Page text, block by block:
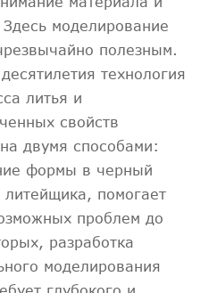
моделирование
полезным.
технология
литья и
свойств
двумя способами:
формы в черный
помогает
проблем до
разработка
моделирования